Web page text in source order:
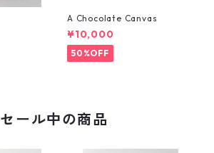
A Chocolate Canvas
¥10,000
50%OFF
セール中の商品